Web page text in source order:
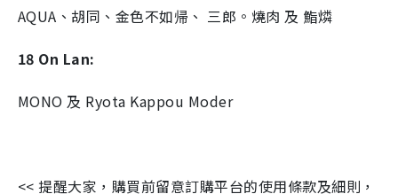
AQUA、胡同、金色不如帰、 三郎。燒肉 及 鮨燐
18 On Lan:
MONO 及 Ryota Kappou Moder
<< 提醒大家，購買前留意訂購平台的使用條款及細則，